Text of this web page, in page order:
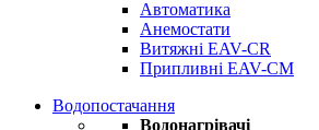
Автоматика
Анемостати
Витяжні EAV-CR
Припливні EAV-CM
Водопостачання
Водонагрівачі